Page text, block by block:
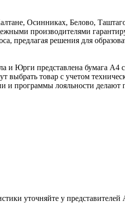
Осинниках, Белово,
производителями
предлагая решения для
и Юрги представлена бумага А4
выбрать товар с учетом
и программы лояльности делают
уточняйте у